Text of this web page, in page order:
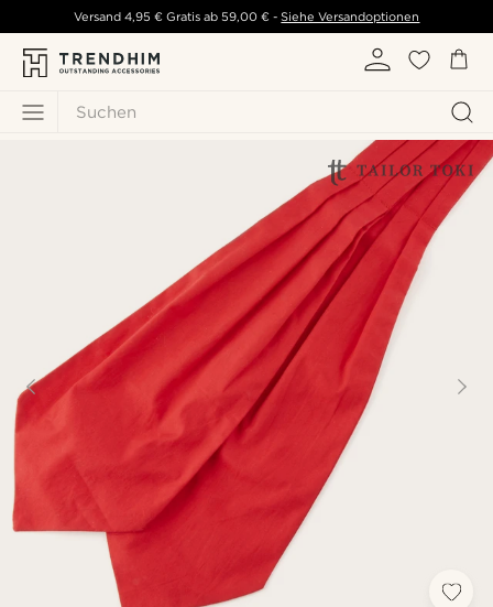
Suchen
Versand 4,95 € Gratis ab 59,00 € - Siehe Versandoptionen